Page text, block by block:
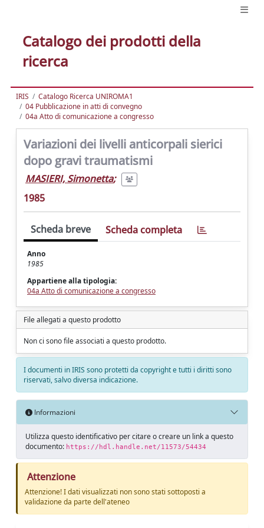
Catalogo dei prodotti della
ricerca
IRIS
Catalogo Ricerca UNIROMA1
04 Pubblicazione in atti di convegno
04a Atto di comunicazione a congresso
Variazioni dei livelli anticorpali sierici
dopo gravi traumatismi
MASIERI, Simonetta;
1985
Scheda breve Scheda completa
Anno
1985
Appartiene alla tipologia:
04a Atto di comunicazione a congresso
File allegati a questo prodotto
Non ci sono file associati a questo prodotto.
I documenti in IRIS sono protetti da copyright e tutti i diritti sono
riservati, salvo diversa indicazione.
Informazioni
Utilizza questo identificativo per citare o creare un link a questo
documento: https://hdl.handle.net/11573/54434
Attenzione
Attenzione! I dati visualizzati non sono stati sottoposti a
validazione da parte dell'ateneo